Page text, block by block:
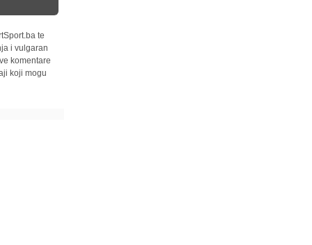
te
i vulgaran
komentare
koji mogu